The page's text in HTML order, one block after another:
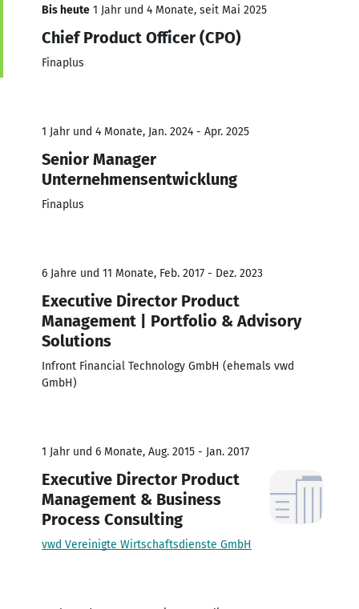
Bis heute 1 Jahr und 4 Monate, seit Mai 2025
Chief Product Officer (CPO)
Finaplus
1 Jahr und 4 Monate, Jan. 2024 - Apr. 2025
Senior Manager
Unternehmensentwicklung
Finaplus
6 Jahre und 11 Monate, Feb. 2017 - Dez. 2023
Executive Director Product
Management | Portfolio & Advisory
Solutions
Infront Financial Technology GmbH (ehemals vwd
GmbH)
1 Jahr und 6 Monate, Aug. 2015 - Jan. 2017
Executive Director Product
Management & Business
Process Consulting
vwd Vereinigte Wirtschaftsdienste GmbH